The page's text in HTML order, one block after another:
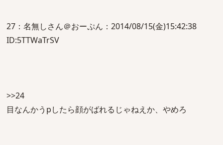
27：名無しさん＠おーぷん：2014/08/15(金)15:42:38
ID:5TTWaTrSV
>>24
目なんかうpしたら顔がばれるじゃねえか、やめろ